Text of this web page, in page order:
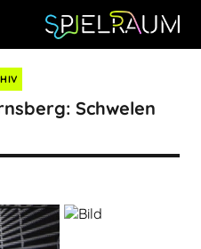
Schwelen